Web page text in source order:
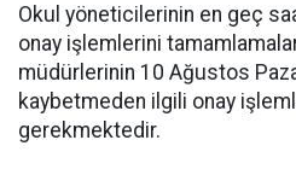
Okul yöneticilerinin en geç
onay işlemlerini
müdürlerinin 10 Ağustos
kaybetmeden ilgili onay
gerekmektedir.